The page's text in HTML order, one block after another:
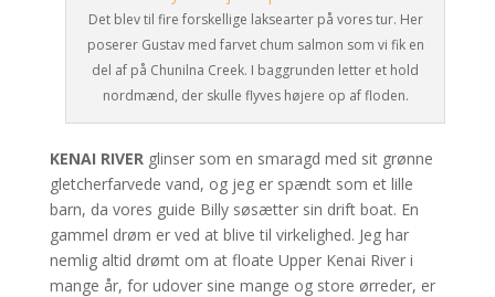
Det blev til fire forskellige laksearter på vores tur. Her
poserer Gustav med farvet chum salmon som vi fik en
del af på Chunilna Creek. I baggrunden letter et hold
nordmænd, der skulle flyves højere op af floden.
KENAI RIVERglinser som en smaragd med sit grønne
gletcherfarvede vand, og jeg er spændt som et lille
barn, da vores guide Billy søsætter sin drift boat. En
gammel drøm er ved at blive til virkelighed. Jeg har
nemlig altid drømt om at floate Upper Kenai River i
mange år, for udover sine mange og store ørreder, er